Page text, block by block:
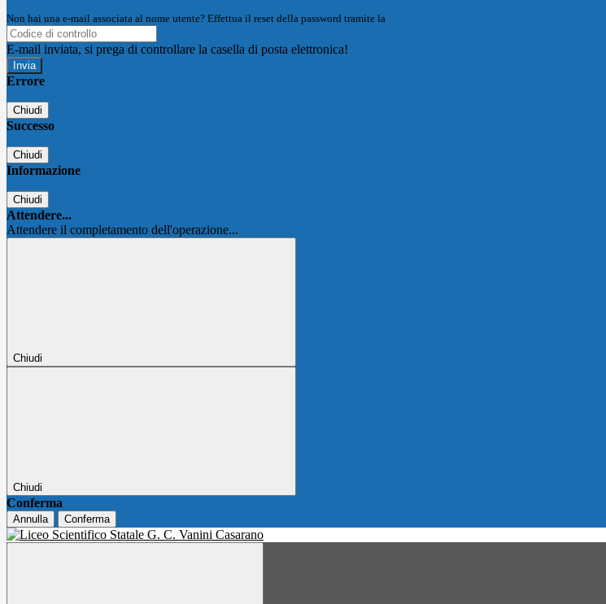
Non hai una e-mail associata al nome utente? Effettua il reset della password tramite la
E-mail inviata, si prega di controllare la casella di posta elettronica!
Errore
Chiudi
Successo
Chiudi
Informazione
Chiudi
Attendere...
Attendere il completamento dell'operazione...
Chiudi
Chiudi
Conferma
Annulla Conferma